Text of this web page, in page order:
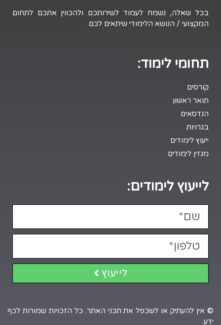
בכל שאלה, נשמח לעמוד לשירותכם ולהכווין אתכם לתחום
המקצועי / הנושא הלימודי שיתאים לכם.
תחומי לימוד:
קורסים
תואר ראשון
הנדסאים
בגרויות
ייעוץ לימודים
מגזין לימודים
לייעוץ לימודים:
לייעוץ
© אין להעתיק או לשכפל את תכני האתר. כל הזכויות שמורות לכף
ידע.